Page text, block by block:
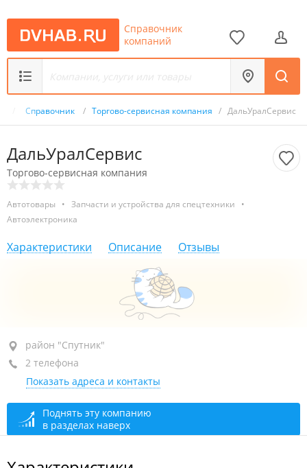
Справочник
компаний
Справочник / Торгово-сервисная компания / ДальУралСервис
ДальУралСервис
Торгово-сервисная компания
Автотовары • Запчасти и устройства для спецтехники
•
Автоэлектроника
Характеристики Описание Отзывы
район "Спутник", ул. Индустриальная, 19/1Б
+7 (4212) 94-32-67
+7 924 404-32-67
сегодня закрыто
район "Спутник"
2 телефона
Показать адреса и контакты
Поднять эту компанию
в разделах наверх